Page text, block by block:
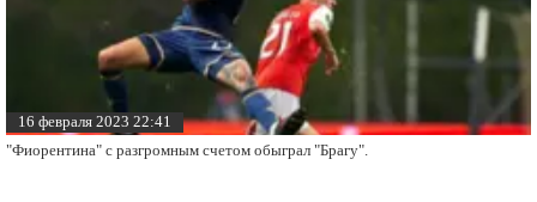
16 февраля 2023 22:41
"Фиорентина" с разгромным счетом обыграл "Брагу".